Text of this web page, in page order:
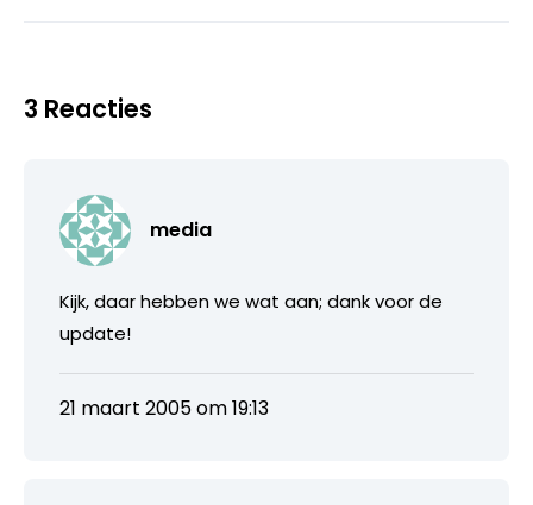
3 Reacties
media
Kijk, daar hebben we wat aan; dank voor de
update!
21 maart 2005 om 19:13